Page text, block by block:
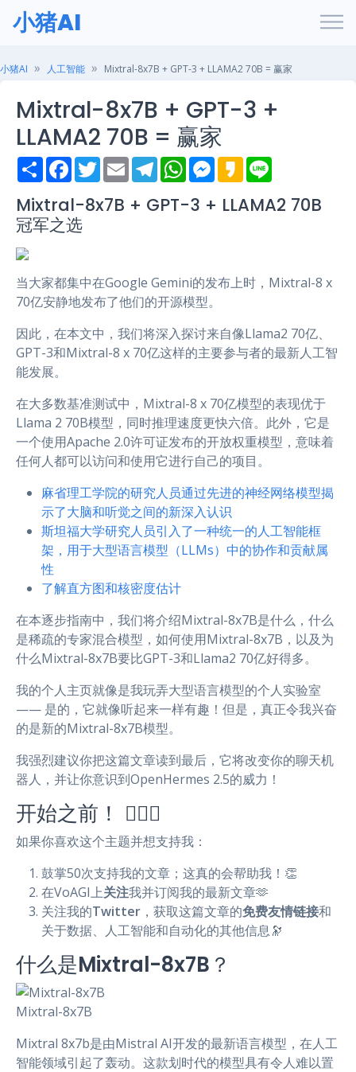
小猪AI
小猪AI 人工智能 Mixtral-8x7B + GPT-3 + LLAMA2 70B = 赢家
Mixtral-8x7B + GPT-3 +
LLAMA2 70B = 赢家
S
h
r
e
F
a
e
b
o
T
w
t
t
E
m
i
T
e
e
g
W
h
t
s
M
e
s
K
a
a
o
e
Mixtral-8x7B + GPT-3 + LLAMA2 70B
冠军之选
当大家都集中在Google Gemini的发布上时，Mixtral-8 x
70亿安静地发布了他们的开源模型。
因此，在本文中，我们将深入探讨来自像Llama2 70亿、
GPT-3和Mixtral-8 x 70亿这样的主要参与者的最新人工智
能发展。
在大多数基准测试中，Mixtral-8 x 70亿模型的表现优于
Llama 2 70B模型，同时推理速度更快六倍。此外，它是
一个使用Apache 2.0许可证发布的开放权重模型，意味着
任何人都可以访问和使用它进行自己的项目。
麻省理工学院的研究人员通过先进的神经网络模型揭
示了大脑和听觉之间的新深入认识
斯坦福大学研究人员引入了一种统一的人工智能框
架，用于大型语言模型（LLMs）中的协作和贡献属
性
了解直方图和核密度估计
在本逐步指南中，我们将介绍Mixtral-8x7B是什么，什么
是稀疏的专家混合模型，如何使用Mixtral-8x7B，以及为
什么Mixtral-8x7B要比GPT-3和Llama2 70亿好得多。
我的个人主页就像是我玩弄大型语言模型的个人实验室
—— 是的，它就像听起来一样有趣！但是，真正令我兴奋
的是新的Mixtral-8x7B模型。
我强烈建议你把这篇文章读到最后，它将改变你的聊天机
器人，并让你意识到OpenHermes 2.5的威力！
开始之前！ 🦸🏻‍♀️
如果你喜欢这个主题并想支持我：
鼓掌50次支持我的文章；这真的会帮助我！👏
在VoAGI上关注我并订阅我的最新文章🫶
关注我的Twitter ，获取这篇文章的免费友情链接和
关于数据、人工智能和自动化的其他信息🔭
什么是Mixtral-8x7B ？
Mixtral-8x7B
Mixtral 8x7b是由Mistral AI开发的最新语言模型，在人工
智能领域引起了轰动。这款划时代的模型具有令人难以置